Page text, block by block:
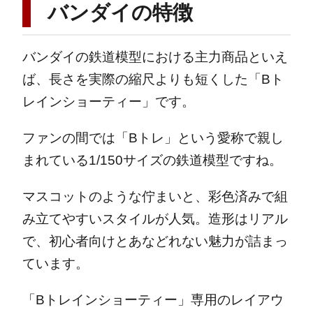
バンダイの特徴
バンダイの鉄道模型における主力商品といえ
ば、長さを実際の縮尺よりも短くした「Bト
レインショーティー」です。
ファンの間では「Bトレ」という愛称で親し
まれている1/150サイズの鉄道模型ですね。
マスコットのような佇まいと、彩色済みで組
み立てやすいスタイルが人気。造形はリアル
で、初心者向けとあなどれない魅力が詰まっ
ています。
「Bトレインショーティー」専用のレイアウ